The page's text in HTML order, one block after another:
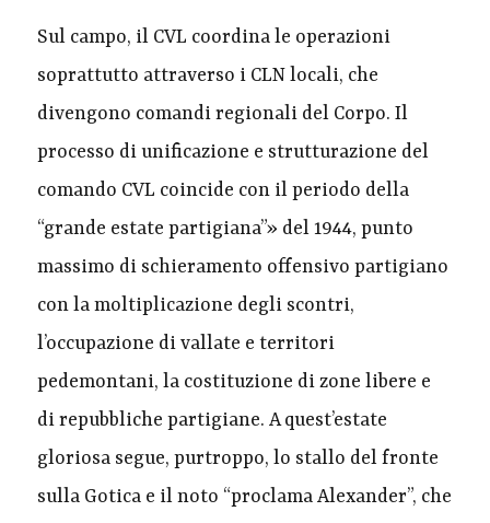
Sul campo, il CVL coordina le operazioni
soprattutto attraverso i CLN locali, che
divengono comandi regionali del Corpo. Il
processo di unificazione e strutturazione del
comando CVL coincide con il periodo della
“grande estate partigiana”» del 1944, punto
massimo di schieramento offensivo partigiano
con la moltiplicazione degli scontri,
l’occupazione di vallate e territori
pedemontani, la costituzione di zone libere e
di repubbliche partigiane. A quest’estate
gloriosa segue, purtroppo, lo stallo del fronte
sulla Gotica e il noto “proclama Alexander”, che